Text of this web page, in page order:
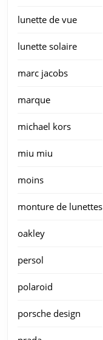
lunette de vue
lunette solaire
marc jacobs
marque
michael kors
miu miu
moins
monture de lunettes
oakley
persol
polaroid
porsche design